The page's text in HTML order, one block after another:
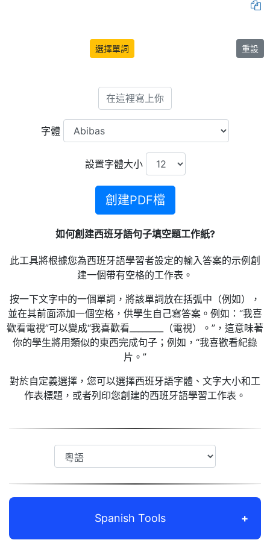
選擇單詞 重設
字體
設置字體大小
創建PDF檔
如何創建西班牙語句子填空題工作紙?
此工具將根據您為西班牙語學習者設定的輸入答案的示例創
建一個帶有空格的工作表。
按一下文字中的一個單詞，將該單詞放在括弧中（例如），
並在其前面添加一個空格，供學生自己寫答案。例如：“我喜
歡看電視”可以變成“我喜歡看________（電視）。”，這意味著
你的學生將用類似的東西完成句子；例如，“我喜歡看紀錄
片。”
對於自定義選擇，您可以選擇西班牙語字體、文字大小和工
作表標題，或者列印您創建的西班牙語學習工作表。
Spanish Tools